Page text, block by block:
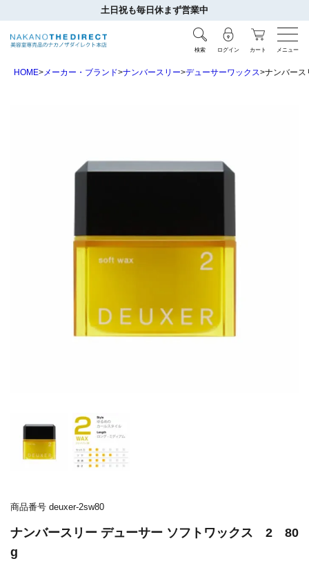
土日祝も毎日休まず営業中
検索 ログイン カート メニュー
HOME メーカー・ブランド ナンバースリー デューサーワックス ナンバー
商品番号 deuxer-2sw80
ナンバースリー デューサー ソフトワックス 2 80
g